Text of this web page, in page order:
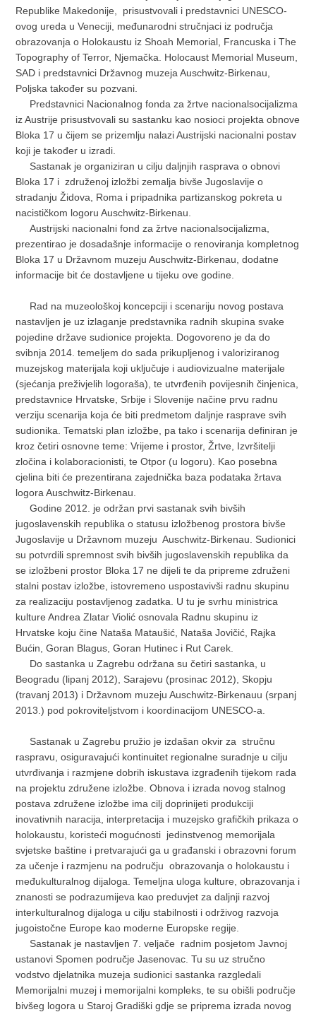
Republike Makedonije, prisustvovali i predstavnici UNESCO-
ovog ureda u Veneciji, međunarodni stručnjaci iz područja
obrazovanja o Holokaustu iz Shoah Memorial, Francuska i The
Topography of Terror, Njemačka. Holocaust Memorial Museum,
SAD i predstavnici Državnog muzeja Auschwitz-Birkenau,
Poljska također su pozvani.
Predstavnici Nacionalnog fonda za žrtve nacionalsocijalizma
iz Austrije prisustvovali su sastanku kao nosioci projekta obnove
Bloka 17 u čijem se prizemlju nalazi Austrijski nacionalni postav
koji je također u izradi.
Sastanak je organiziran u cilju daljnjih rasprava o obnovi
Bloka 17 i združenoj izložbi zemalja bivše Jugoslavije o
stradanju Židova, Roma i pripadnika partizanskog pokreta u
nacističkom logoru Auschwitz-Birkenau.
Austrijski nacionalni fond za žrtve nacionalsocijalizma,
prezentirao je dosadašnje informacije o renoviranja kompletnog
Bloka 17 u Državnom muzeju Auschwitz-Birkenau, dodatne
informacije bit će dostavljene u tijeku ove godine.
Rad na muzeološkoj koncepciji i scenariju novog postava
nastavljen je uz izlaganje predstavnika radnih skupina svake
pojedine države sudionice projekta. Dogovoreno je da do
svibnja 2014. temeljem do sada prikupljenog i valoriziranog
muzejskog materijala koji uključuje i audiovizualne materijale
(sjećanja preživjelih logoraša), te utvrđenih povijesnih činjenica,
predstavnice Hrvatske, Srbije i Slovenije načine prvu radnu
verziju scenarija koja će biti predmetom daljnje rasprave svih
sudionika. Tematski plan izložbe, pa tako i scenarija definiran je
kroz četiri osnovne teme: Vrijeme i prostor, Žrtve, Izvršitelji
zločina i kolaboracionisti, te Otpor (u logoru). Kao posebna
cjelina biti će prezentirana zajednička baza podataka žrtava
logora Auschwitz-Birkenau.
Godine 2012. je održan prvi sastanak svih bivših
jugoslavenskih republika o statusu izložbenog prostora bivše
Jugoslavije u Državnom muzeju Auschwitz-Birkenau. Sudionici
su potvrdili spremnost svih bivših jugoslavenskih republika da
se izložbeni prostor Bloka 17 ne dijeli te da pripreme združeni
stalni postav izložbe, istovremeno uspostavivši radnu skupinu
za realizaciju postavljenog zadatka. U tu je svrhu ministrica
kulture Andrea Zlatar Violić osnovala Radnu skupinu iz
Hrvatske koju čine Nataša Mataušić, Nataša Jovičić, Rajka
Bućin, Goran Blagus, Goran Hutinec i Rut Carek.
Do sastanka u Zagrebu održana su četiri sastanka, u
Beogradu (lipanj 2012), Sarajevu (prosinac 2012), Skopju
(travanj 2013) i Državnom muzeju Auschwitz-Birkenauu (srpanj
2013.) pod pokroviteljstvom i koordinacijom UNESCO-a.
Sastanak u Zagrebu pružio je izdašan okvir za stručnu
raspravu, osiguravajući kontinuitet regionalne suradnje u cilju
utvrđivanja i razmjene dobrih iskustava izgrađenih tijekom rada
na projektu združene izložbe. Obnova i izrada novog stalnog
postava združene izložbe ima cilj doprinijeti produkciji
inovativnih naracija, interpretacija i muzejsko grafičkih prikaza o
holokaustu, koristeći mogućnosti jedinstvenog memorijala
svjetske baštine i pretvarajući ga u građanski i obrazovni forum
za učenje i razmjenu na području obrazovanja o holokaustu i
međukulturalnog dijaloga. Temeljna uloga kulture, obrazovanja i
znanosti se podrazumijeva kao preduvjet za daljnji razvoj
interkulturalnog dijaloga u cilju stabilnosti i održivog razvoja
jugoistočne Europe kao moderne Europske regije.
Sastanak je nastavljen 7. veljače radnim posjetom Javnoj
ustanovi Spomen područje Jasenovac. Tu su uz stručno
vodstvo djelatnika muzeja sudionici sastanka razgledali
Memorijalni muzej i memorijalni kompleks, te su obišli područje
bivšeg logora u Staroj Gradiški gdje se priprema izrada novog